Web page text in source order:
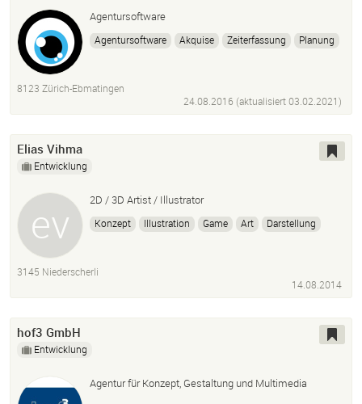
Agentursoftware
Agentursoftware Akquise Zeiterfassung
Planung
8123 Zürich-Ebmatingen
24.08.2016 (aktualisiert03.02.2021)
Elias Vihma
Entwicklung
2D / 3D Artist / Illustrator
Konzept Illustration Game Art
Darstellung
3145 Niederscherli
14.08.2014
hof3 GmbH
Entwicklung
Agentur für Konzept, Gestaltung und Multimedia